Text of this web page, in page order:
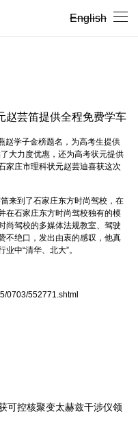
English
赵芸笛提供全程免费学车
赵学子金榜题名，为高考生提供
大力度优惠，还为高考状元提供
家庄市理科状元赵芸迪喜获这次
来到了石家庄东方时尚驾校，在
在石家庄东方时尚驾校独有的模
尚驾校的多媒体法规教室、驾驶
不绝口，发出由衷的感叹，他真
中“清华、北大”。
0703/552771.shtml
可控核聚变太赫兹干涉仪领